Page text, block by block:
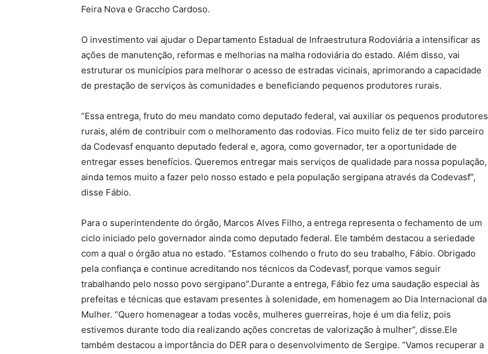
Feira Nova e Graccho Cardoso.
O investimento vai ajudar o Departamento Estadual de Infraestrutura Rodoviária a intensificar as
ações de manutenção, reformas e melhorias na malha rodoviária do estado. Além disso, vai
estruturar os municípios para melhorar o acesso de estradas vicinais, aprimorando a capacidade
de prestação de serviços às comunidades e beneficiando pequenos produtores rurais.
“Essa entrega, fruto do meu mandato como deputado federal, vai auxiliar os pequenos produtores
rurais, além de contribuir com o melhoramento das rodovias. Fico muito feliz de ter sido parceiro
da Codevasf enquanto deputado federal e, agora, como governador, ter a oportunidade de
entregar esses benefícios. Queremos entregar mais serviços de qualidade para nossa população,
ainda temos muito a fazer pelo nosso estado e pela população sergipana através da Codevasf”,
disse Fábio.
Para o superintendente do órgão, Marcos Alves Filho, a entrega representa o fechamento de um
ciclo iniciado pelo governador ainda como deputado federal. Ele também destacou a seriedade
com a qual o órgão atua no estado. “Estamos colhendo o fruto do seu trabalho, Fábio. Obrigado
pela confiança e continue acreditando nos técnicos da Codevasf, porque vamos seguir
trabalhando pelo nosso povo sergipano”.Durante a entrega, Fábio fez uma saudação especial às
prefeitas e técnicas que estavam presentes à solenidade, em homenagem ao Dia Internacional da
Mulher. “Quero homenagear a todas vocês, mulheres guerreiras, hoje é um dia feliz, pois
estivemos durante todo dia realizando ações concretas de valorização à mulher”, disse.Ele
também destacou a importância do DER para o desenvolvimento de Sergipe. “Vamos recuperar a